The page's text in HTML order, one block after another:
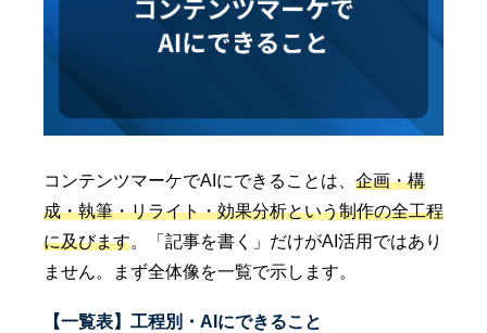
コンテンツマーケでAIにできることは、 企画・構
成・執筆・リライト・効果分析という制作の全工程
に及びます。「記事を書く」だけがAI活用ではあり
ません。まず全体像を一覧で示します。
【一覧表】工程別・AIにできること